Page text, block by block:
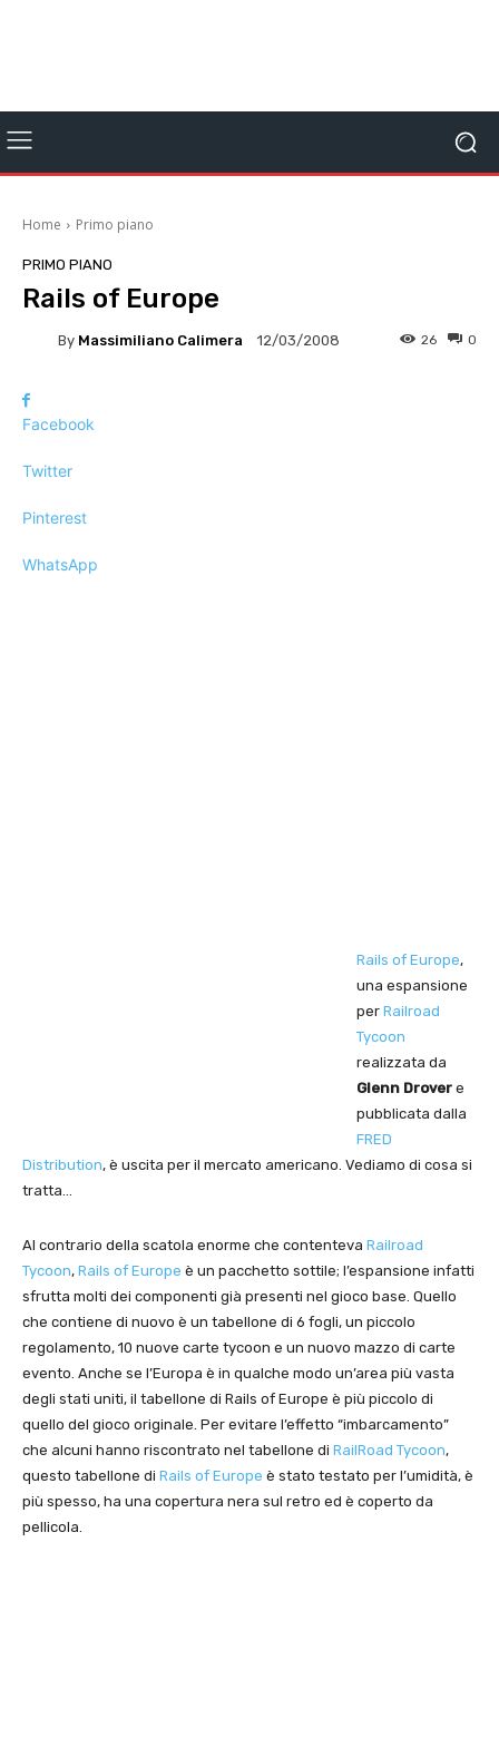
Home Primo piano
PRIMO PIANO
Rails of Europe
By Massimiliano Calimera 12/03/2008 0
26
Facebook
Twitter
Pinterest
WhatsApp
Rails of Europe,
una espansione
per Railroad
Tycoon
realizzata da
Glenn Drover e
pubblicata dalla
FRED
Distribution, è uscita per il mercato americano. Vediamo di cosa si
tratta…
Al contrario della scatola enorme che contenteva Railroad
Tycoon, Rails of Europe è un pacchetto sottile; l’espansione infatti
sfrutta molti dei componenti già presenti nel gioco base. Quello
che contiene di nuovo è un tabellone di 6 fogli, un piccolo
regolamento, 10 nuove carte tycoon e un nuovo mazzo di carte
evento. Anche se l’Europa è in qualche modo un’area più vasta
degli stati uniti, il tabellone di Rails of Europe è più piccolo di
quello del gioco originale. Per evitare l’effetto “imbarcamento”
che alcuni hanno riscontrato nel tabellone di RailRoad Tycoon,
questo tabellone di Rails of Europe è stato testato per l’umidità, è
più spesso, ha una copertura nera sul retro ed è coperto da
pellicola.